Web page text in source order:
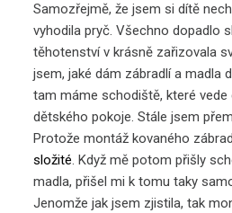
Samozřejmě, že jsem si dítě
vyhodila pryč. Všechno dopadlo
těhotenství v krásně zařizovala
jsem, jaké dám zábradlí a madla
tam máme schodiště, které vede
dětského pokoje. Stále jsem
Protože montáž kovaného
složité. Když mě potom přišly
madla, přišel mi k tomu taky
Jenomže jak jsem zjistila, tak